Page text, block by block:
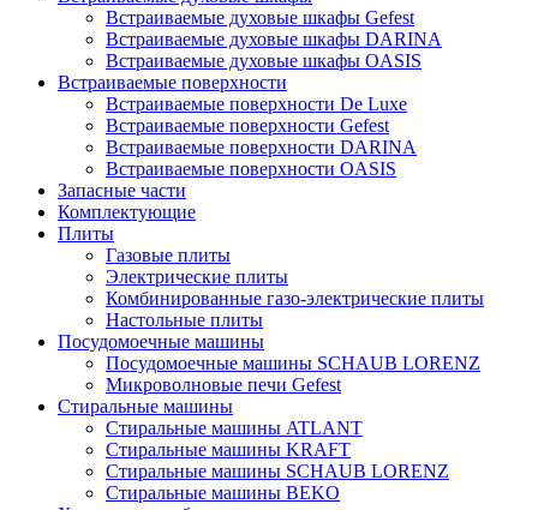
Встраиваемые духовые шкафы Gefest
Встраиваемые духовые шкафы DARINA
Встраиваемые духовые шкафы OASIS
Встраиваемые поверхности
Встраиваемые поверхности De Luxe
Встраиваемые поверхности Gefest
Встраиваемые поверхности DARINA
Встраиваемые поверхности OASIS
Запасные части
Комплектующие
Плиты
Газовые плиты
Электрические плиты
Комбинированные газо-электрические плиты
Настольные плиты
Посудомоечные машины
Посудомоечные машины SCHAUB LORENZ
Микроволновые печи Gefest
Стиральные машины
Стиральные машины ATLANT
Стиральные машины KRAFT
Стиральные машины SCHAUB LORENZ
Стиральные машины BEKO